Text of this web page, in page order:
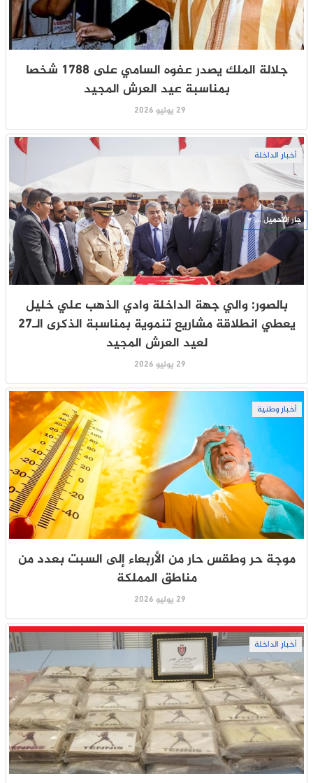
جلالة الملك يصدر عفوه السامي على 1788 شخصا
بمناسبة عيد العرش المجيد
29 يوليو 2026
أخبار الداخلة
بالصور: والي جهة الداخلة وادي الذهب علي خليل
يعطي انطلاقة مشاريع تنموية بمناسبة الذكرى الـ27
لعيد العرش المجيد
29 يوليو 2026
أخبار وطنية
موجة حر وطقس حار من الأربعاء إلى السبت بعدد من
مناطق المملكة
29 يوليو 2026
أخبار الداخلة
جار التحميل ...